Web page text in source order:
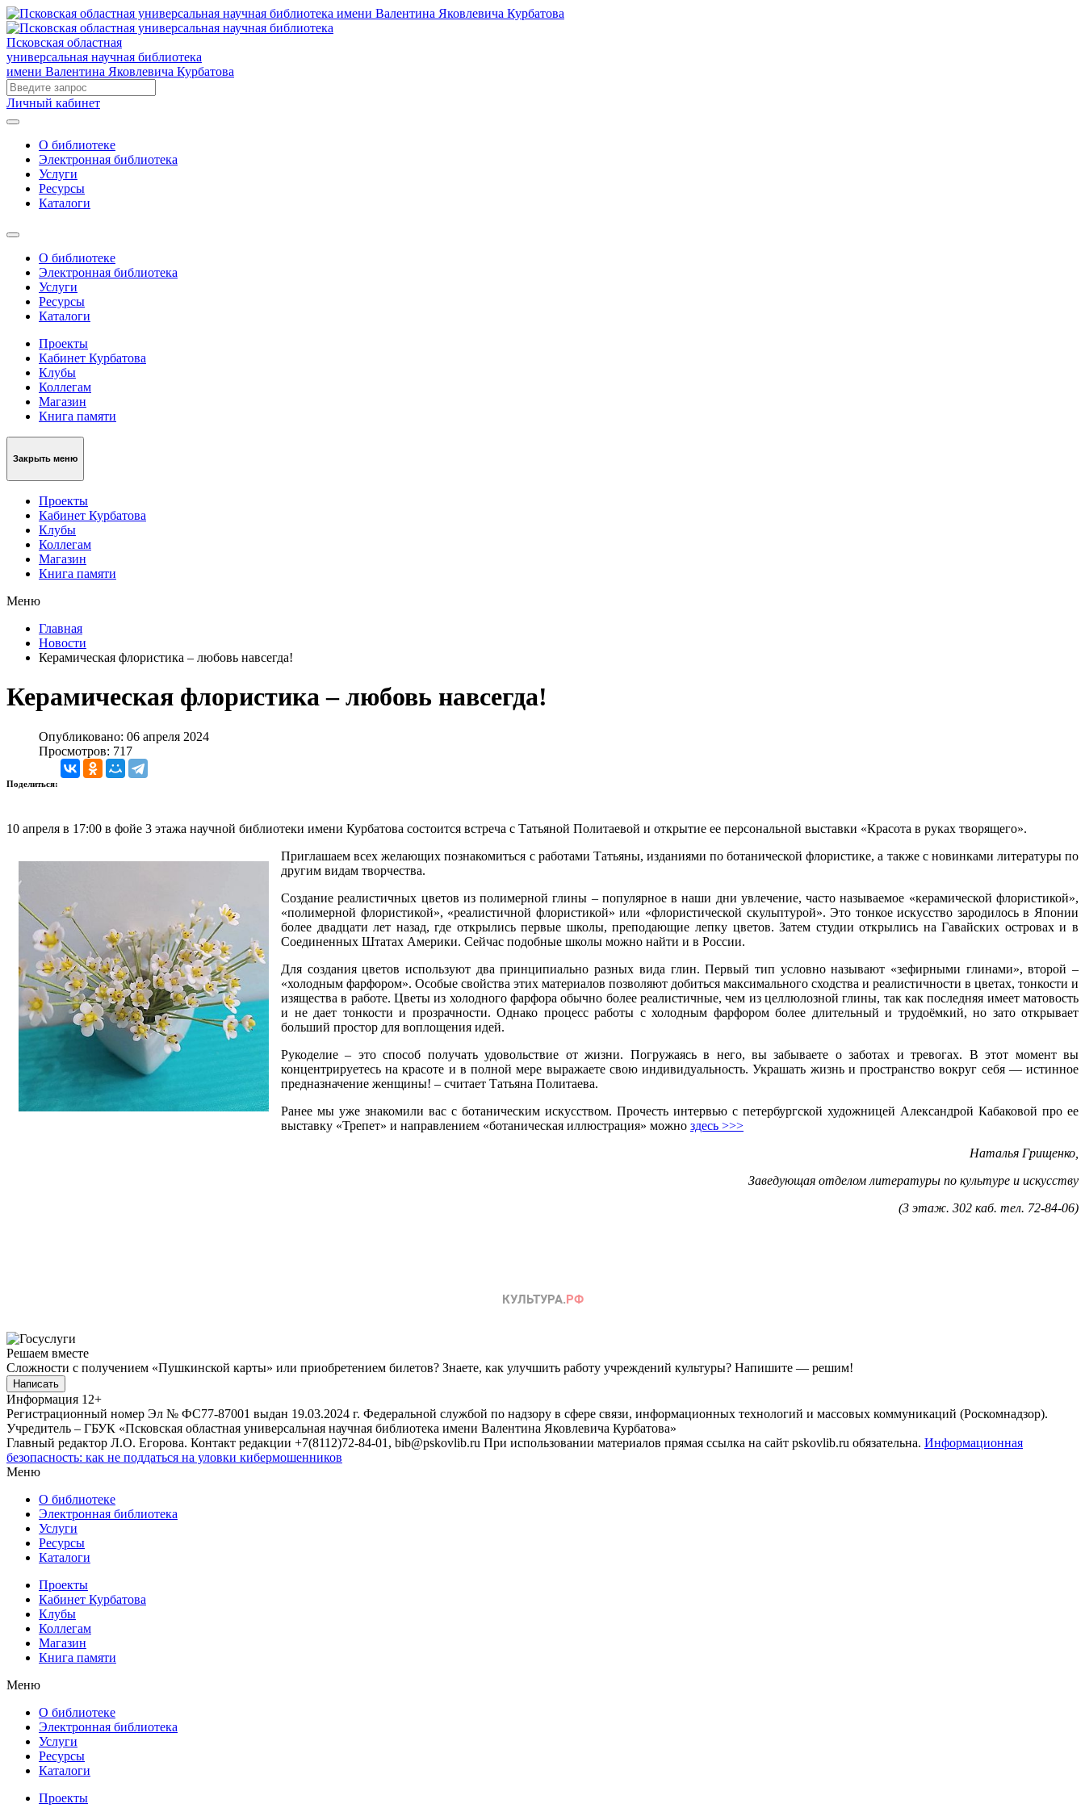
Псковская областная
универсальная научная библиотека
имени Валентина Яковлевича Курбатова
Личный кабинет
О библиотеке
Электронная библиотека
Услуги
Ресурсы
Каталоги
О библиотеке
Электронная библиотека
Услуги
Ресурсы
Каталоги
Проекты
Кабинет Курбатова
Клубы
Коллегам
Магазин
Книга памяти
Закрыть меню
Проекты
Кабинет Курбатова
Клубы
Коллегам
Магазин
Книга памяти
Меню
Главная
Новости
Керамическая флористика – любовь навсегда!
Керамическая флористика – любовь навсегда!
Опубликовано: 06 апреля 2024
Просмотров: 717
Поделиться:
10 апреля в 17:00 в фойе 3 этажа научной библиотеки имени Курбатова состоится встреча с Татьяной Политаевой и открытие ее персональной выставки «Красота в руках творящего».
Приглашаем всех желающих познакомиться с работами Татьяны, изданиями по ботанической флористике, а также с новинками литературы по
другим видам творчества.
Создание реалистичных цветов из полимерной глины – популярное в наши дни увлечение, часто называемое «керамической флористикой»,
«полимерной флористикой», «реалистичной флористикой» или «флористической скульптурой». Это тонкое искусство зародилось в Японии
более двадцати лет назад, где открылись первые школы, преподающие лепку цветов. Затем студии открылись на Гавайских островах и в
Соединенных Штатах Америки. Сейчас подобные школы можно найти и в России.
Для создания цветов используют два принципиально разных вида глин. Первый тип условно называют «зефирными глинами», второй –
«холодным фарфором». Особые свойства этих материалов позволяют добиться максимального сходства и реалистичности в цветах, тонкости и
изящества в работе. Цветы из холодного фарфора обычно более реалистичные, чем из целлюлозной глины, так как последняя имеет матовость
и не дает тонкости и прозрачности. Однако процесс работы с холодным фарфором более длительный и трудоёмкий, но зато открывает
больший простор для воплощения идей.
Рукоделие – это способ получать удовольствие от жизни. Погружаясь в него, вы забываете о заботах и тревогах. В этот момент вы
концентрируетесь на красоте и в полной мере выражаете свою индивидуальность. Украшать жизнь и пространство вокруг себя — истинное
предназначение женщины! – считает Татьяна Политаева.
Ранее мы уже знакомили вас с ботаническим искусством. Прочесть интервью с петербургской художницей Александрой Кабаковой про ее
выставку «Трепет» и направлением «ботаническая иллюстрация» можно здесь >>>
Наталья Грищенко,
Заведующая отделом литературы по культуре и искусству
(3 этаж. 302 каб. тел. 72-84-06)
Решаем вместе
Сложности с получением «Пушкинской карты» или приобретением билетов? Знаете, как улучшить работу учреждений культуры? Напишите — решим!
Написать
Информация 12+
Регистрационный номер Эл № ФС77-87001 выдан 19.03.2024 г. Федеральной службой по надзору в сфере связи, информационных технологий и массовых коммуникаций (Роскомнадзор).
Учредитель – ГБУК «Псковская областная универсальная научная библиотека имени Валентина Яковлевича Курбатова»
Главный редактор Л.О. Егорова. Контакт редакции +7(8112)72-84-01, bib@pskovlib.ru При использовании материалов прямая ссылка на сайт pskovlib.ru обязательна. Информационная
безопасность: как не поддаться на уловки кибермошенников
Меню
О библиотеке
Электронная библиотека
Услуги
Ресурсы
Каталоги
Проекты
Кабинет Курбатова
Клубы
Коллегам
Магазин
Книга памяти
Меню
О библиотеке
Электронная библиотека
Услуги
Ресурсы
Каталоги
Проекты